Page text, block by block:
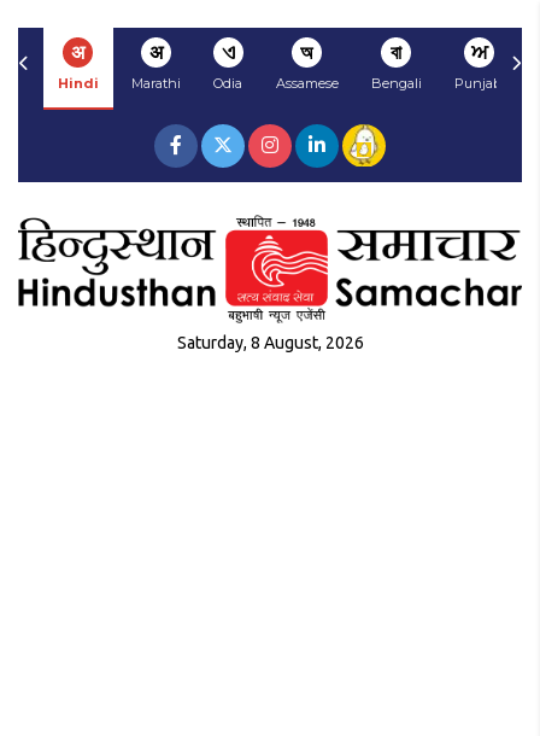
अ
Hindi
अ
Marathi
ଏ
Odia
অ
Assamese
বা
Bengali
ਅ
Punjabi
Saturday, 8 August, 2026